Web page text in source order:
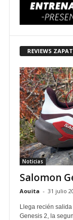
REVIEWS
Noticias
Salomon
Aouita - 31 julio
Llega recién
Genesis 2, la